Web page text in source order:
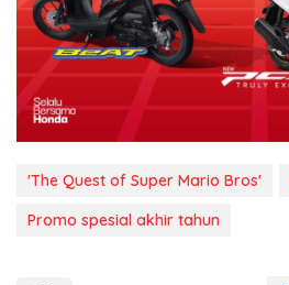
'The Quest of Super Mario Bros'
Promo spesial akhir tahun